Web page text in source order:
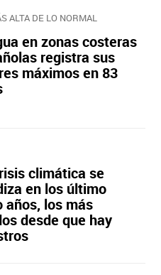
ALTA DE LO NORMAL
en zonas costeras
registra sus
máximos en 83
climática se
en los último
años, los más
desde que hay